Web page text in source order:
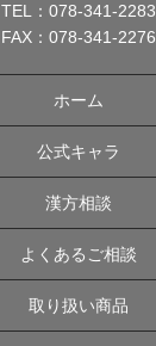
TEL： 078-341-2283
FAX：078-341-2276
ホーム
公式キャラ
漢方相談
よくあるご相談
取り扱い商品